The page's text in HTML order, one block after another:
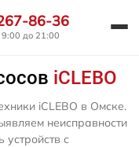
86-36
до 21:00
iCLEBO
iCLEBO в Омске.
неисправности
устройств с